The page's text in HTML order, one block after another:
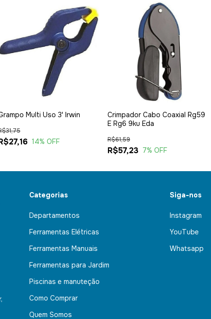
Multi Uso 3' Irwin
14% OFF
Crimpador Cabo Coaxial Rg59
E Rg6 9ku Eda
R$57,23
R$61,59
7% OFF
Categorias
Departamentos
Ferramentas Elétricas
Ferramentas Manuais
Ferramentas para Jardim
Piscinas e manuteção
Como Comprar
Quem Somos
Siga-nos
Instagram
YouTube
Whatsapp